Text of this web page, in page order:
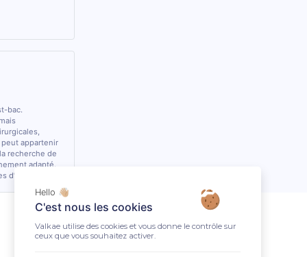
bac.
appartenir
recherche de
adapté.
Hello 👋🏼
C'est nous les cookies
Valkae utilise des cookies et vous donne le contrôle sur
ceux que vous souhaitez activer.